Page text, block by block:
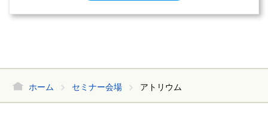
ホーム セミナー会場 アトリウム